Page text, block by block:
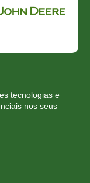
tecnologias e
nos seus